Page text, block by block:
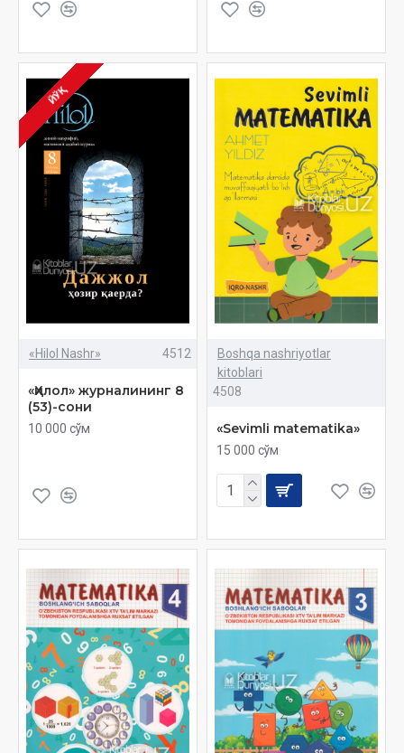
ЙЎҚ
«Hilol Nashr» 4512
«Ҳилол» журналининг 8
(53)-сони
10 000 сўм
Boshqa nashriyotlar
kitoblari
4508
«Sevimli matematika»
15 000 сўм